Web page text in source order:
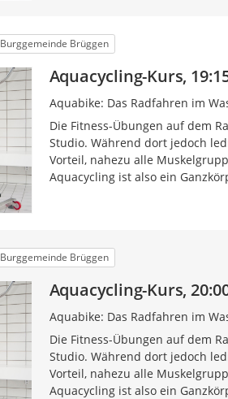
Burggemeinde Brüggen
Aquacycling-Kurs,
Aquabike: Das Radfahren im
Die Fitness-Übungen auf dem
Studio. Während dort jedoch
Vorteil, nahezu alle
Aquacycling ist also ein
Burggemeinde Brüggen
Aquacycling-Kurs,
Aquabike: Das Radfahren im
Die Fitness-Übungen auf dem
Studio. Während dort jedoch
Vorteil, nahezu alle
Aquacycling ist also ein